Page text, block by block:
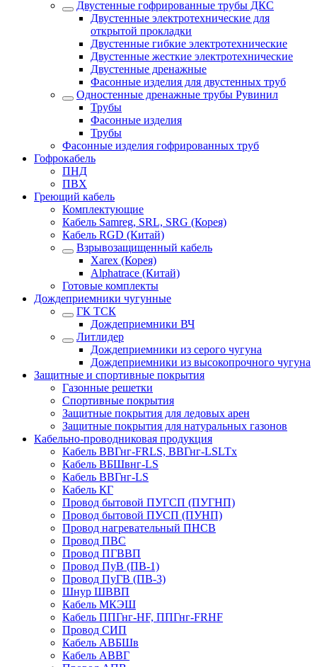
Двустенные гофрированные трубы ДКС
Двустенные электротехнические для
открытой прокладки
Двустенные гибкие электротехнические
Двустенные жесткие электротехнические
Двустенные дренажные
Фасонные изделия для двустенных труб
Одностенные дренажные трубы Рувинил
Трубы
Фасонные изделия
Трубы
Фасонные изделия гофрированных труб
Гофрокабель
ПНД
ПВХ
Греющий кабель
Комплектующие
Кабель Samreg, SRL, SRG (Корея)
Кабель RGD (Китай)
Взрывозащищенный кабель
Xarex (Корея)
Alphatrace (Китай)
Готовые комплекты
Дождеприемники чугунные
ГК ТСК
Дождеприемники ВЧ
Литлидер
Дождеприемники из серого чугуна
Дождеприемники из высокопрочного чугуна
Защитные и спортивные покрытия
Газонные решетки
Спортивные покрытия
Защитные покрытия для ледовых арен
Защитные покрытия для натуральных газонов
Кабельно-проводниковая продукция
Кабель ВВГнг-FRLS, ВВГнг-LSLTx
Кабель ВБШвнг-LS
Кабель ВВГнг-LS
Кабель КГ
Провод бытовой ПУГСП (ПУГНП)
Провод бытовой ПУСП (ПУНП)
Провод нагревательный ПНСВ
Провод ПВС
Провод ПГВВП
Провод ПуВ (ПВ-1)
Провод ПуГВ (ПВ-3)
Шнур ШВВП
Кабель МКЭШ
Кабель ППГнг-HF, ППГнг-FRHF
Провод СИП
Кабель АВБШв
Кабель АВВГ